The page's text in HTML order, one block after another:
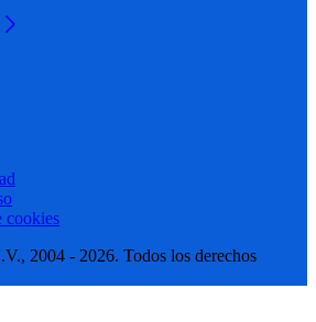
cookies
2004 - 2026. Todos los derechos